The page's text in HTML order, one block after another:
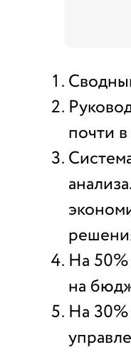
почти
На 50%
на
На